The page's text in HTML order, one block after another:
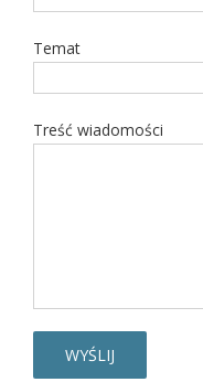
Temat
Treść wiadomości